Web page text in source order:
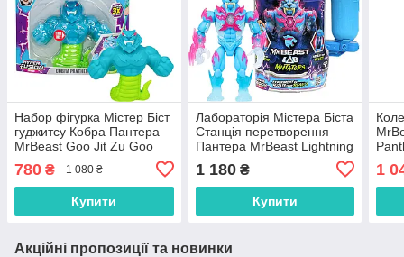
Набор фігурка Містер Біст
гуджитсу Кобра Пантера
MrBeast Goo Jit Zu Goo
780 ₴ 1 080 ₴
Купити
Лабораторія Містера Біста
Станція перетворення
Пантера MrBeast Lightning
25007
1 180₴
Купити
1
Акційні пропозиції та новинки